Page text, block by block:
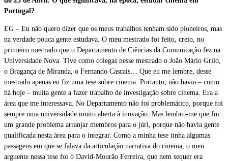
Portugal?
EG – Eu não quero dizer que os meus trabalhos tenham sido pioneiros, mas
na verdade pouca gente estudava. O meu mestrado foi feito, creio, no
primeiro mestrado que o Departamento de Ciências da Comunicação fez na
Universidade Nova. Tive como colegas nesse mestrado o João Mário Grilo,
o Bragança de Miranda, o Fernando Cascais… Que eu me lembre, desse
mestrado apenas eu fiz uma tese sobre cinema. Portanto, não havia – como
há hoje – muita gente a fazer trabalho de investigação sobre cinema. Era a
área que me interessava. No Departamento não foi problemático, porque foi
sempre uma universidade muito aberta à inovação. Mas lembro-me que foi
um grande problema arranjar membros para o júri, porque não havia gente
qualificada nesta área para o integrar. Como a minha tese tinha algumas
passagens em que se falava da articulação narrativa do cinema, o meu
arguente nessa tese foi o David-Mourão Ferreira, que nem sequer era